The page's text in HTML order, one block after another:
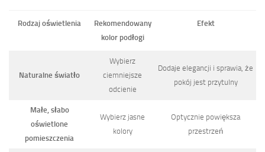
Rodzaj oświetlenia
Rekomendowany
kolor podłogi
Efekt
Naturalne światło
Wybierz
ciemniejsze
odcienie
Dodaje elegancji i sprawia, że
pokój jest przytulny
Małe, słabo
oświetlone
pomieszczenia
Wybierz jasne
kolory
Optycznie powiększa
przestrzeń